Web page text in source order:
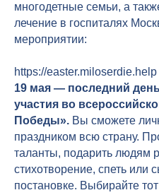
многодетные семьи, а
лечение в госпиталях
мероприятии:
https://easter.miloserdie.help
19 мая — последний
участия во
Победы». Вы сможете
праздником всю страну.
таланты, подарить людям
стихотворение, спеть или
постановке. Выбирайте